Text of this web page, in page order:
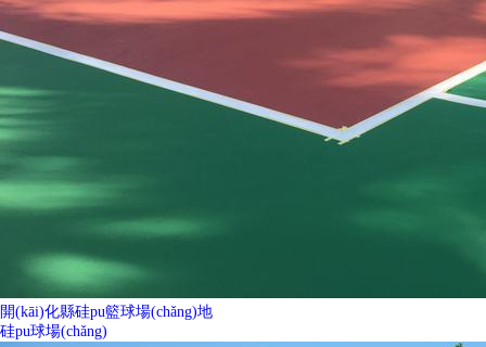
開(kāi)化縣硅pu籃球場(chǎng)地
硅pu球場(chǎng)